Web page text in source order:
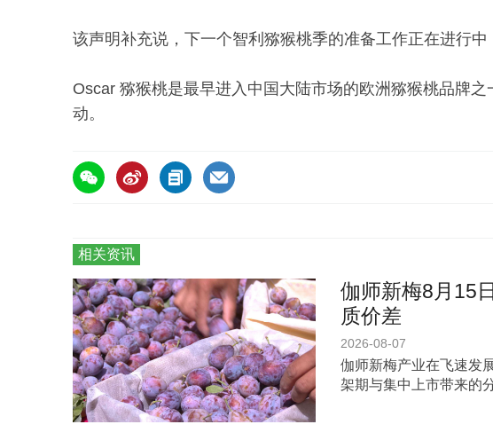
该声明补充说，下一个智利猕猴桃季的准备工作正在进行中
Oscar 猕猴桃是最早进入中国大陆市场的欧洲猕猴桃品牌
动。
相关资讯
伽师新梅8月15
质价差
2026-08-07
伽师新梅产业在飞速发
架期与集中上市带来的